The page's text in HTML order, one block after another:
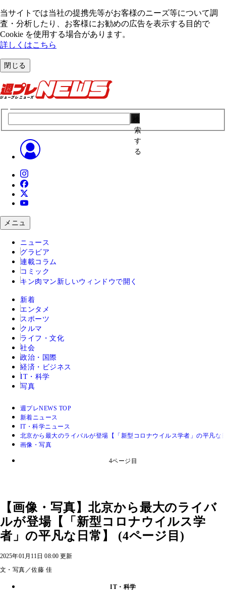
当サイトでは当社の提携先等がお客様のニーズ等について調
査・分析したり、お客様にお勧めの広告を表⽰する⽬的で
Cookie を使⽤する場合があります。
詳しくはこちら
閉じる
索
す
る
メニュ
ニュース
グラビア
連載コラム
コミック
キン肉マン 新しいウィンドウで開く
新着
エンタメ
スポーツ
クルマ
ライフ・文化
社会
政治・国際
経済・ビジネス
IT・科学
写真
週プレNEWS TOP
新着ニュース
IT・科学ニュース
北京から最大のライバルが登場【「新型コロナウイルス学者」の平凡な
画像・写真
4ページ目
【画像・写真】北京から最大のライバ
ルが登場【「新型コロナウイルス学
者」の平凡な日常】 (4ページ目)
2025年01月11日 08:00 更新
文・写真／佐藤 佳
IT・科学